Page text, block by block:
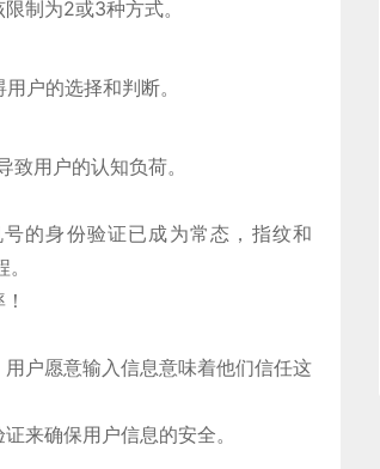
制为2或3种方式。
户的选择和判断。
用户的认知负荷。
的身份验证已成为常态，指纹和
户愿意输入信息意味着他们信任这
来确保用户信息的安全。